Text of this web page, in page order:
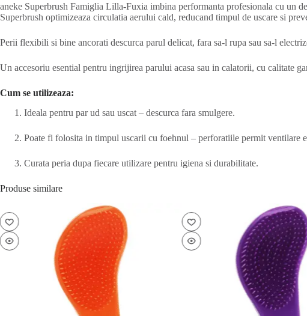
aneke Superbrush Famiglia Lilla-Fuxia imbina performanta profesionala cu un
Superbrush optimizeaza circulatia aerului cald, reducand timpul de uscare si
Perii flexibili si bine ancorati descurca parul delicat, fara sa-l rupa sau sa-l
Un accesoriu esential pentru ingrijirea parului acasa sau in calatorii, cu calitate
Cum se utilizeaza:
Ideala pentru par ud sau uscat – descurca fara smulgere.
Poate fi folosita in timpul uscarii cu foehnul – perforatiile permit ventilare
Curata peria dupa fiecare utilizare pentru igiena si durabilitate.
Produse similare